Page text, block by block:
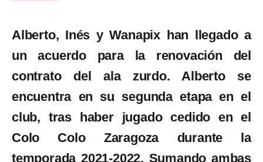
Alberto, Inés y Wanapix han llegado a
un acuerdo para la renovación del
contrato del ala zurdo. Alberto se
encuentra en su segunda etapa en el
club, tras haber jugado cedido en el
Colo Colo Zaragoza durante la
temporada 2021-2022. Sumando ambas